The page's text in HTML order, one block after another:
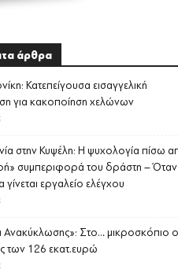
άρθρα
Κατεπείγουσα εισαγγελική
για κακοποίηση χελώνων
στην Κυψέλη: Η ψυχολογία πίσω
συμπεριφορά του δράστη – Όταν
γίνεται εργαλείο ελέγχου
Ανακύκλωσης»: Στο… μικροσκόπιο
των 126 εκατ.ευρώ